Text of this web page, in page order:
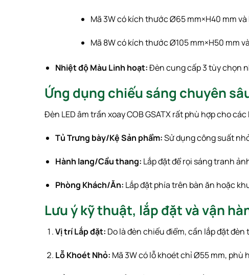
Mã3Wcó kích thướcØ65mm×H40 mmvà
Mã 8Wcó kích thướcØ105mm×H50 mm
Nhiệt độ Màu Linh hoạt:Đèn cung cấp 3 tùy chọn
Ứng dụng chiếu sáng chuyên
Đèn LED âm trần xoay COB GSATX rất phù hợp cho
Tủ Trưng bày/Kệ Sản phẩm:Sử dụng công suất
Hành lang/Cầu thang: Lắp đặt để rọi sáng tranh
Phòng Khách/Ăn: Lắp đặt phía trên bàn ăn hoặc
Lưu ý kỹ thuật, lắp đặt và vận
Vị trí Lắp đặt: Do là đèn chiếu điểm, cần lắp đặt
Lỗ Khoét Nhỏ: Mã3Wcó lỗ khoét chỉØ55mm, phù